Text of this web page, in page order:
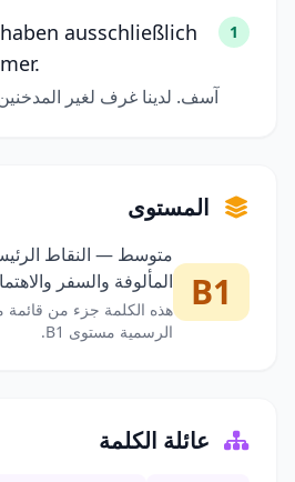
1
ausschließlich
آسف. لدينا غرف لغير
المستوى
B1
متوسط — النقاط
المألوفة والسفر
هذه الكلمة جزء من قائمة
الرسمية مستوى B1.
عائلة الكلمة